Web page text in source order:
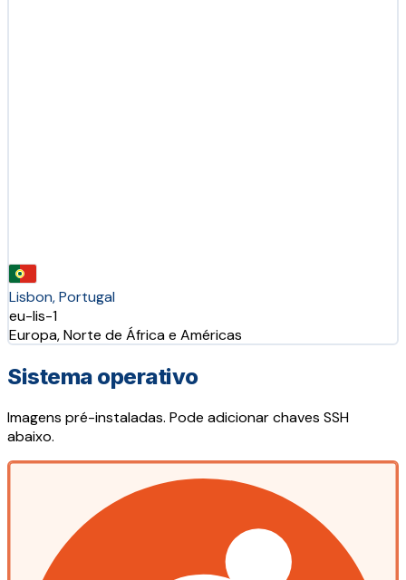
Lisbon, Portugal
eu-lis-1
Europa, Norte de África e Américas
Sistema operativo
Imagens pré-instaladas. Pode adicionar chaves SSH
abaixo.